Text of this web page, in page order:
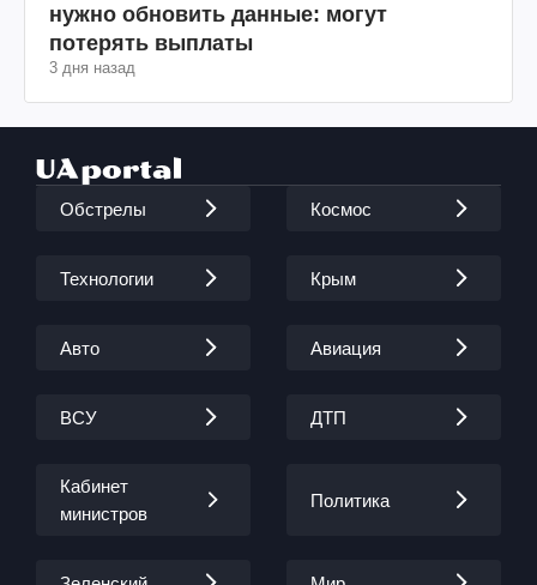
нужно обновить данные: могут
потерять выплаты
3 дня назад
Обстрелы Космос
Технологии Крым
Авто Авиация
ВСУ ДТП
Кабинет
министров
Политика